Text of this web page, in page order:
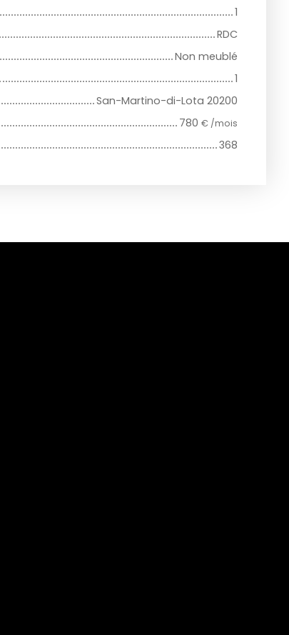
1
RDC
Non meublé
1
San-Martino-di-Lota 20200
780 € /mois
368